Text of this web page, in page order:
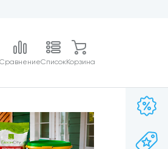
СравнениеСписокКорзина